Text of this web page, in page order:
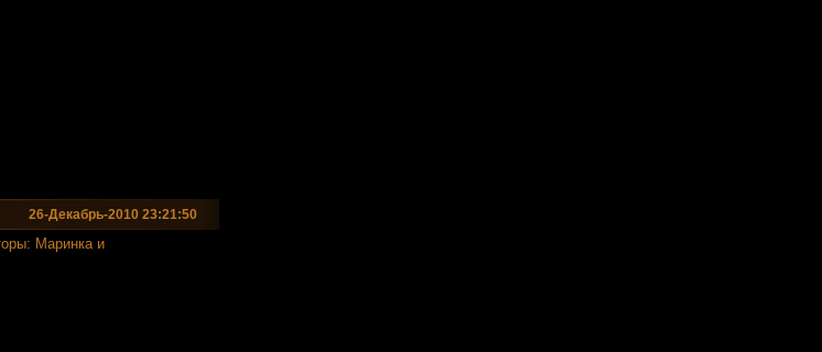
26-Декабрь-2010 23:21:50
Маринка и